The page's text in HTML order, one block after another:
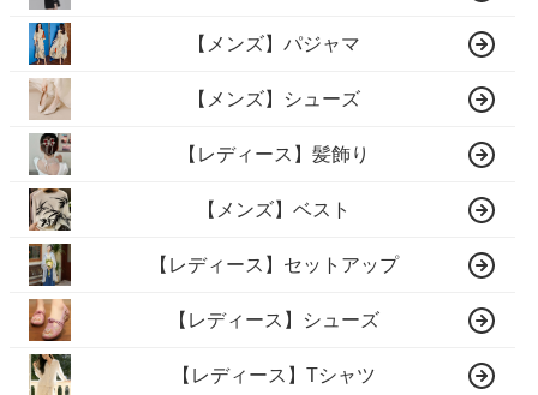
【メンズ】パジャマ
【メンズ】シューズ
【レディース】髪飾り
【メンズ】ベスト
【レディース】セットアップ
【レディース】シューズ
【レディース】Tシャツ